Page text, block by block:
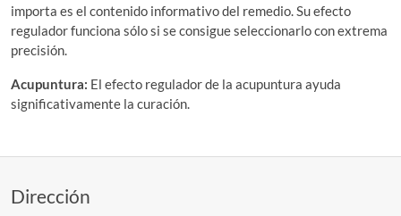
importa es el contenido informativo del remedio. Su efecto
regulador funciona sólo si se consigue seleccionarlo con extrema
precisión.
Acupuntura: El efecto regulador de la acupuntura ayuda
significativamente la curación.
Dirección